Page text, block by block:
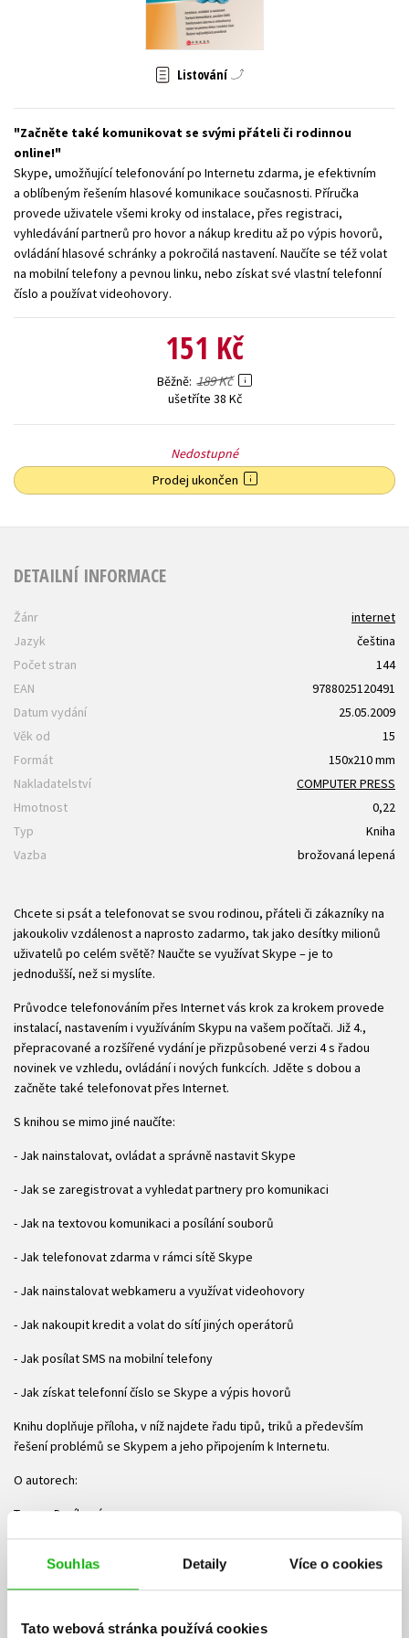
Souhlas Detaily Více o cookies
Tato webová stránka používá cookies
Zahraniční literatura
Všechny tituly
Listování
Začněte také komunikovat se svými přáteli či rodinnou
online!
Skype, umožňující telefonování po Internetu zdarma, je efektivním
a oblíbeným řešením hlasové komunikace současnosti. Příručka
provede uživatele všemi kroky od instalace, přes registraci,
vyhledávání partnerů pro hovor a nákup kreditu až po výpis hovorů,
ovládání hlasové schránky a pokročilá nastavení. Naučíte se též volat
na mobilní telefony a pevnou linku, nebo získat své vlastní telefonní
číslo a používat videohovory.
151 Kč
Běžně 189 Kč
ušetříte 38 Kč
Nedostupné
Prodej ukončen
DETAILNÍ INFORMACE
Žánr
internet
Jazyk
čeština
Počet stran
144
EAN
9788025120491
Datum vydání
25.05.2009
Věk od
15
Formát
150x210 mm
Nakladatelství
COMPUTER PRESS
Hmotnost
0,22
Typ
Kniha
Vazba
brožovaná lepená
Chcete si psát a telefonovat se svou rodinou, přáteli či zákazníky na
jakoukoliv vzdálenost a naprosto zadarmo, tak jako desítky milionů
uživatelů po celém světě? Naučte se využívat Skype – je to
jednodušší, než si myslíte.
Průvodce telefonováním přes Internet vás krok za krokem provede
instalací, nastavením i využíváním Skypu na vašem počítači. Již 4.,
přepracované a rozšířené vydání je přizpůsobené verzi 4 s řadou
novinek ve vzhledu, ovládání i nových funkcích. Jděte s dobou a
začněte také telefonovat přes Internet.
S knihou se mimo jiné naučíte:
- Jak nainstalovat, ovládat a správně nastavit Skype
- Jak se zaregistrovat a vyhledat partnery pro komunikaci
- Jak na textovou komunikaci a posílání souborů
- Jak telefonovat zdarma v rámci sítě Skype
- Jak nainstalovat webkameru a využívat videohovory
- Jak nakoupit kredit a volat do sítí jiných operátorů
- Jak posílat SMS na mobilní telefony
- Jak získat telefonní číslo se Skype a výpis hovorů
Knihu doplňuje příloha, v níž najdete řadu tipů, triků a především
řešení problémů se Skypem a jeho připojením k Internetu.
O autorech:
Tereza Dusíková
Computer Press). Na svědomí má toto 4., přepracované vydání, v
němž opět zhodnotila své bohaté zkušenosti s Internetem a